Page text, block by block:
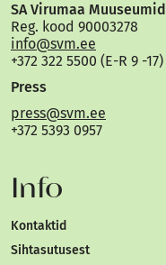
SA Virumaa Muuseumid
Reg. kood 90003278
info@svm.ee
+372 322 5500 (E-R 9 -17)
Press
press@svm.ee
+372 5393 0957
Info
Kontaktid
Sihtasutusest